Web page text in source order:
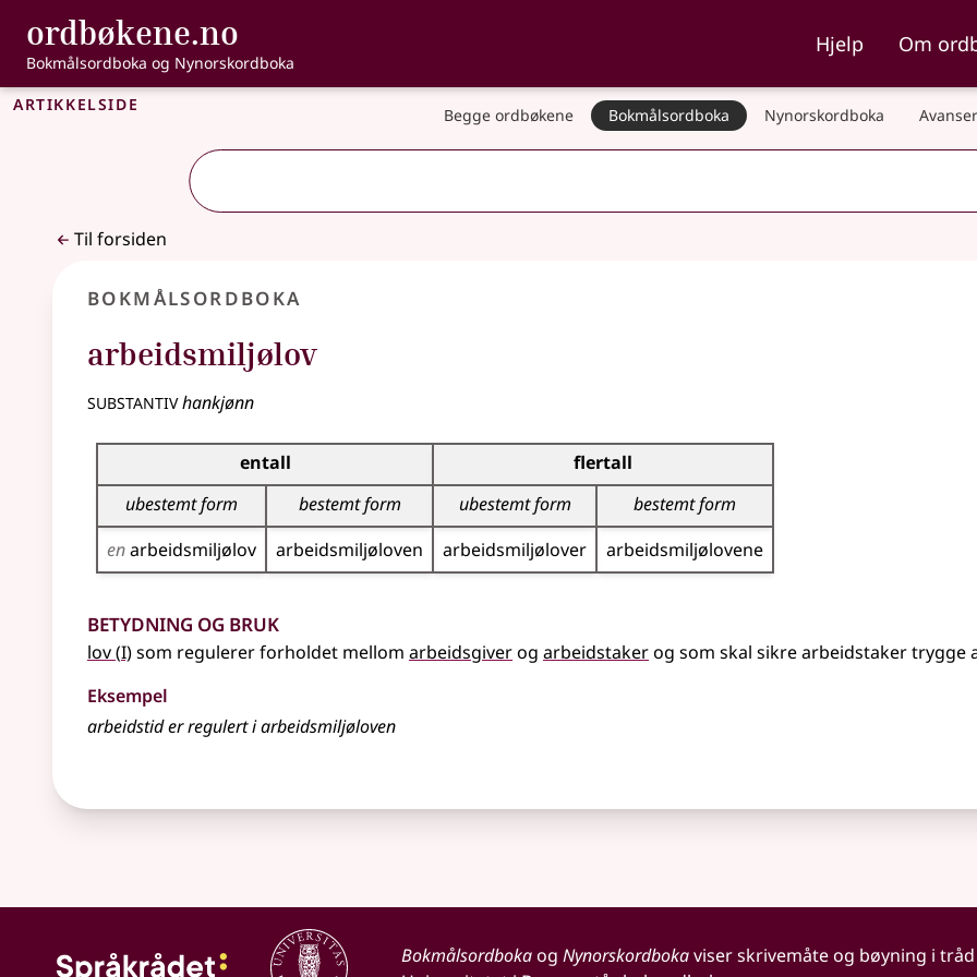
Gå til hovedinnhold
Tilgjengelighet
ordbøkene.no , Bokmålsordboka og Nynorskordboka
Bokmålsordboka og Nynorskordboka
Hjelp Om
Artikkelside Begge ordbøkene Bokmålsordboka Nynorskordboka
Til forsiden
Bokmålsordboka
arbeidsmiljølov
substantivhankjønn
Bøyingstabell for dette substantivet
entall
flertall
ubestemt form
bestemt form ubestemt form
bestemt form
enarbeidsmiljø­lov arbeidsmiljø­loven arbeidsmiljø­lover arbeidsmiljø­lovene
Betydning og bruk
lov(1
I)som regulerer forholdet mellom arbeidsgiverog arbeidstakerog som skal sikre arbeidstaker trygge
Eksempel
arbeidstid er regulert i arbeidsmiljøloven
Bokmålsordbokaog Nynorskordbokaviser skrivemåte og bøyning i